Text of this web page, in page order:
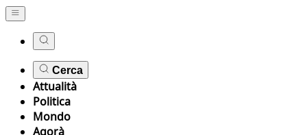
Cerca
Attualità
Politica
Mondo
Agorà